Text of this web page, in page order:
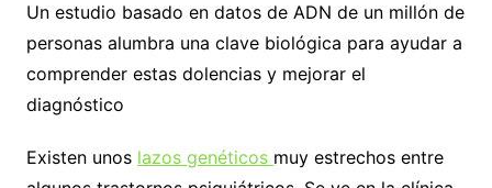
Un estudio basado en datos de ADN de un millón de
personas alumbra una clave biológica para ayudar a
comprender estas dolencias y mejorar el
diagnóstico
Existen unos lazos genéticos muy estrechos entre